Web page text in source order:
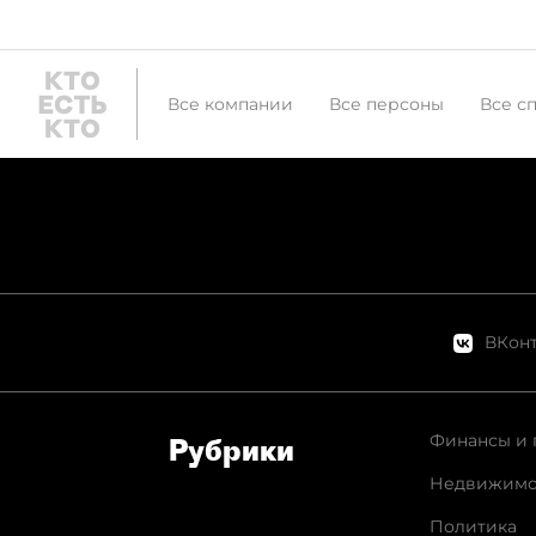
Все компании Все персоны Все
Рубрики
Финансы и
Политика